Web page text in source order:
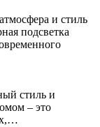
и стиль
подсветка
стиль и
– это